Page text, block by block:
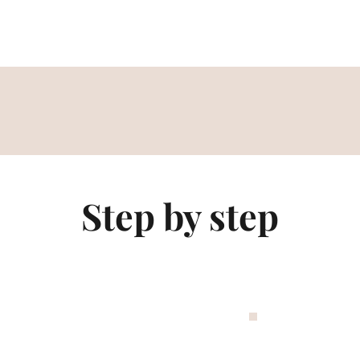
Step by step